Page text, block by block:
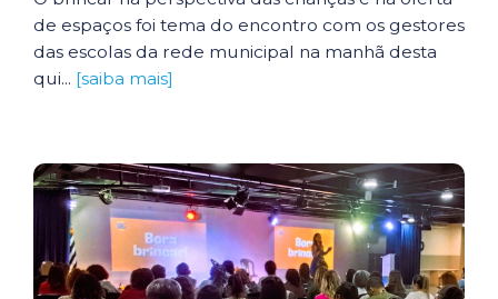
de espaços foi tema do encontro com os gestores
das escolas da rede municipal na manhã desta
qui... [saiba mais]